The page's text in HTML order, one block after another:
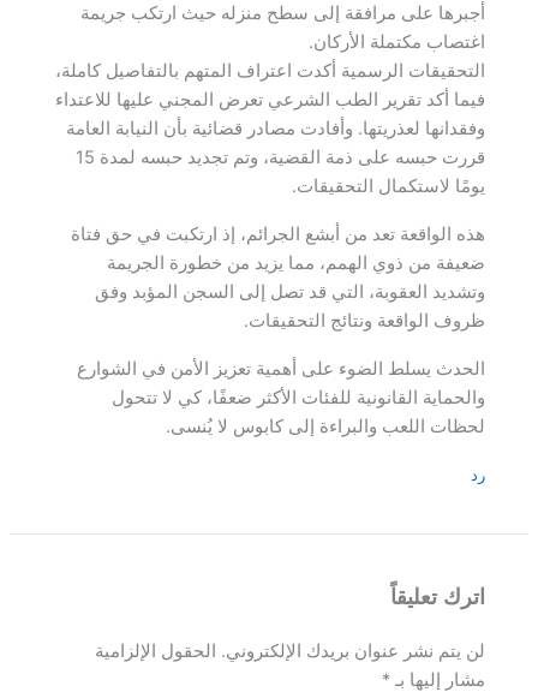
أجبرها على مرافقة إلى سطح منزله حيث ارتكب جريمة
اغتصاب مكتملة الأركان.
التحقيقات الرسمية أكدت اعتراف المتهم بالتفاصيل كاملة،
فيما أكد تقرير الطب الشرعي تعرض المجني عليها للاعتداء
وفقدانها لعذريتها. وأفادت مصادر قضائية بأن النيابة العامة
قررت حبسه على ذمة القضية، وتم تجديد حبسه لمدة 15
يومًا لاستكمال التحقيقات.
هذه الواقعة تعد من أبشع الجرائم، إذ ارتكبت في حق فتاة
ضعيفة من ذوي الهمم، مما يزيد من خطورة الجريمة
وتشديد العقوبة، التي قد تصل إلى السجن المؤبد وفق
ظروف الواقعة ونتائج التحقيقات.
الحدث يسلط الضوء على أهمية تعزيز الأمن في الشوارع
والحماية القانونية للفئات الأكثر ضعفًا، كي لا تتحول
لحظات اللعب والبراءة إلى كابوس لا يُنسى.
رد
اترك تعليقاً
لن يتم نشر عنوان بريدك الإلكتروني. الحقول الإلزامية
مشار إليها بـ*